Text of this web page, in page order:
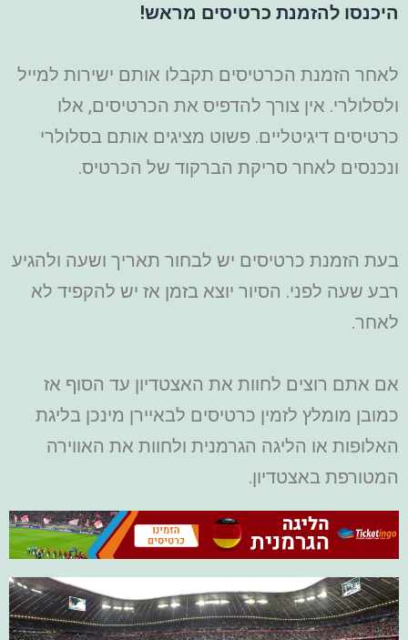
היכנסו להזמנת כרטיסים מראש!
לאחר הזמנת הכרטיסים תקבלו אותם ישירות למייל
ולסלולרי. אין צורך להדפיס את הכרטיסים, אלו
כרטיסים דיגיטליים. פשוט מציגים אותם בסלולרי
ונכנסים לאחר סריקת הברקוד של הכרטיס.
בעת הזמנת כרטיסים יש לבחור תאריך ושעה ולהגיע
רבע שעה לפני. הסיור יוצא בזמן אז יש להקפיד לא
לאחר.
אם אתם רוצים לחוות את האצטדיון עד הסוף אז
כמובן מומלץ לזמין כרטיסים לבאיירן מינכן בליגת
האלופות או הליגה הגרמנית ולחוות את האווירה
המטורפת באצטדיון.